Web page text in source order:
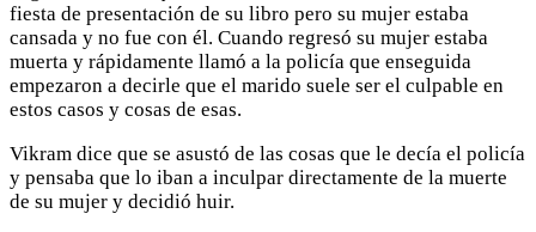
fiesta de presentación de su libro pero su mujer estaba
cansada y no fue con él. Cuando regresó su mujer estaba
muerta y rápidamente llamó a la policía que enseguida
empezaron a decirle que el marido suele ser el culpable en
estos casos y cosas de esas.
Vikram dice que se asustó de las cosas que le decía el policía
y pensaba que lo iban a inculpar directamente de la muerte
de su mujer y decidió huir.